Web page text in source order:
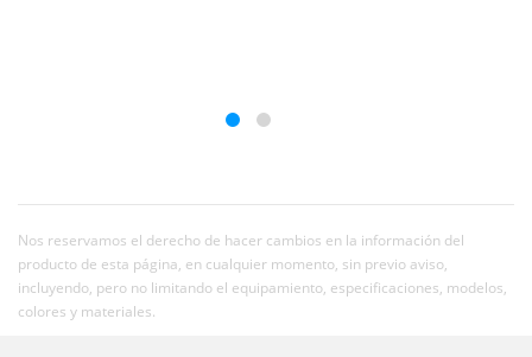
Nos reservamos el derecho de hacer cambios en la información del
producto de esta página, en cualquier momento, sin previo aviso,
incluyendo, pero no limitando el equipamiento, especificaciones, modelos,
colores y materiales.